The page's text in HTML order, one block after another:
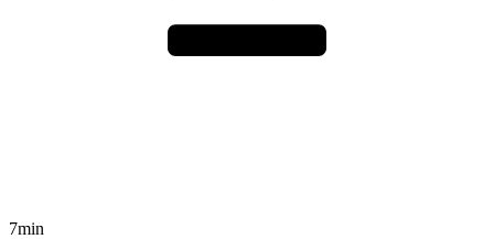
7min